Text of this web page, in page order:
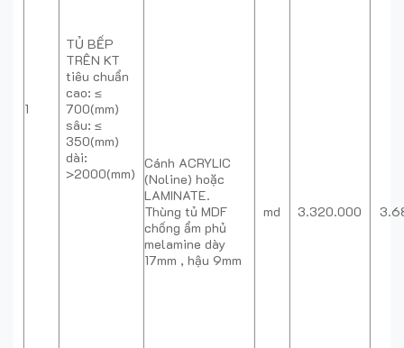
1
TỦ BẾP
TRÊN KT
tiêu chuẩn
cao: ≤
700(mm)
sâu: ≤
350(mm)
dài:
>2000(mm)
Cánh ACRYLIC
(Noline) hoặc
LAMINATE.
Thùng tủ MDF
chống ẩm phủ
melamine dày
17mm , hậu 9mm
md 3.320.000